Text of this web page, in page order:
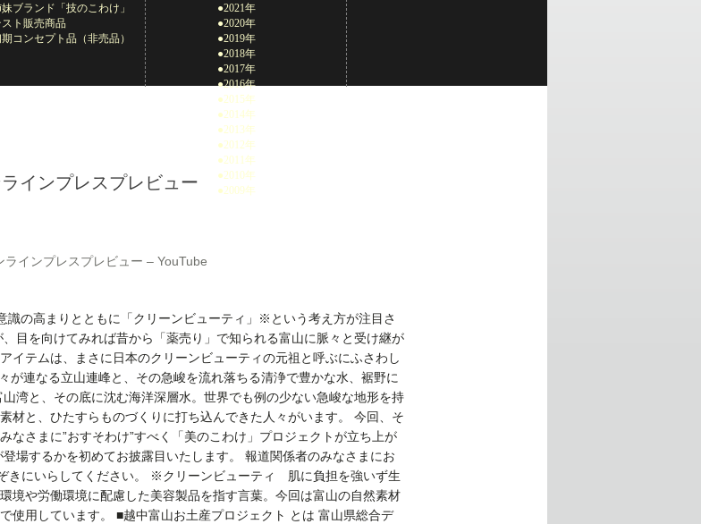
ブランド「技のこわけ」
スト販売商品
コンセプト品（非売品）
●2021年
●2020年
●2019年
●2018年
●2017年
●2016年
●2015年
●2014年
●2013年
●2012年
●2011年
●2010年
●2009年
インプレスプレビュー
ラインプレスプレビュー – YouTube
識の高まりとともに「クリーンビューティ」※という考え方が注目さ
目を向けてみれば昔から「薬売り」で知られる富山に脈々と受け継が
イテムは、まさに日本のクリーンビューティの元祖と呼ぶにふさわし
が連なる立山連峰と、その急峻を流れ落ちる清浄で豊かな水、裾野に
湾と、その底に沈む海洋深層水。世界でも例の少ない急峻な地形を持
材と、ひたすらものづくりに打ち込んできた人々がいます。 今回、そ
なさまに”おすそわけ”すべく「美のこわけ」プロジェクトが立ち上が
場するかを初めてお披露目いたします。 報道関係者のみなさまにお
きにいらしてください。 ※クリーンビューティ 肌に負担を強いず生
境や労働環境に配慮した美容製品を指す言葉。今回は富山の自然素材
使用しています。 ■越中富山お土産プロジェクト とは 富山県総合デ